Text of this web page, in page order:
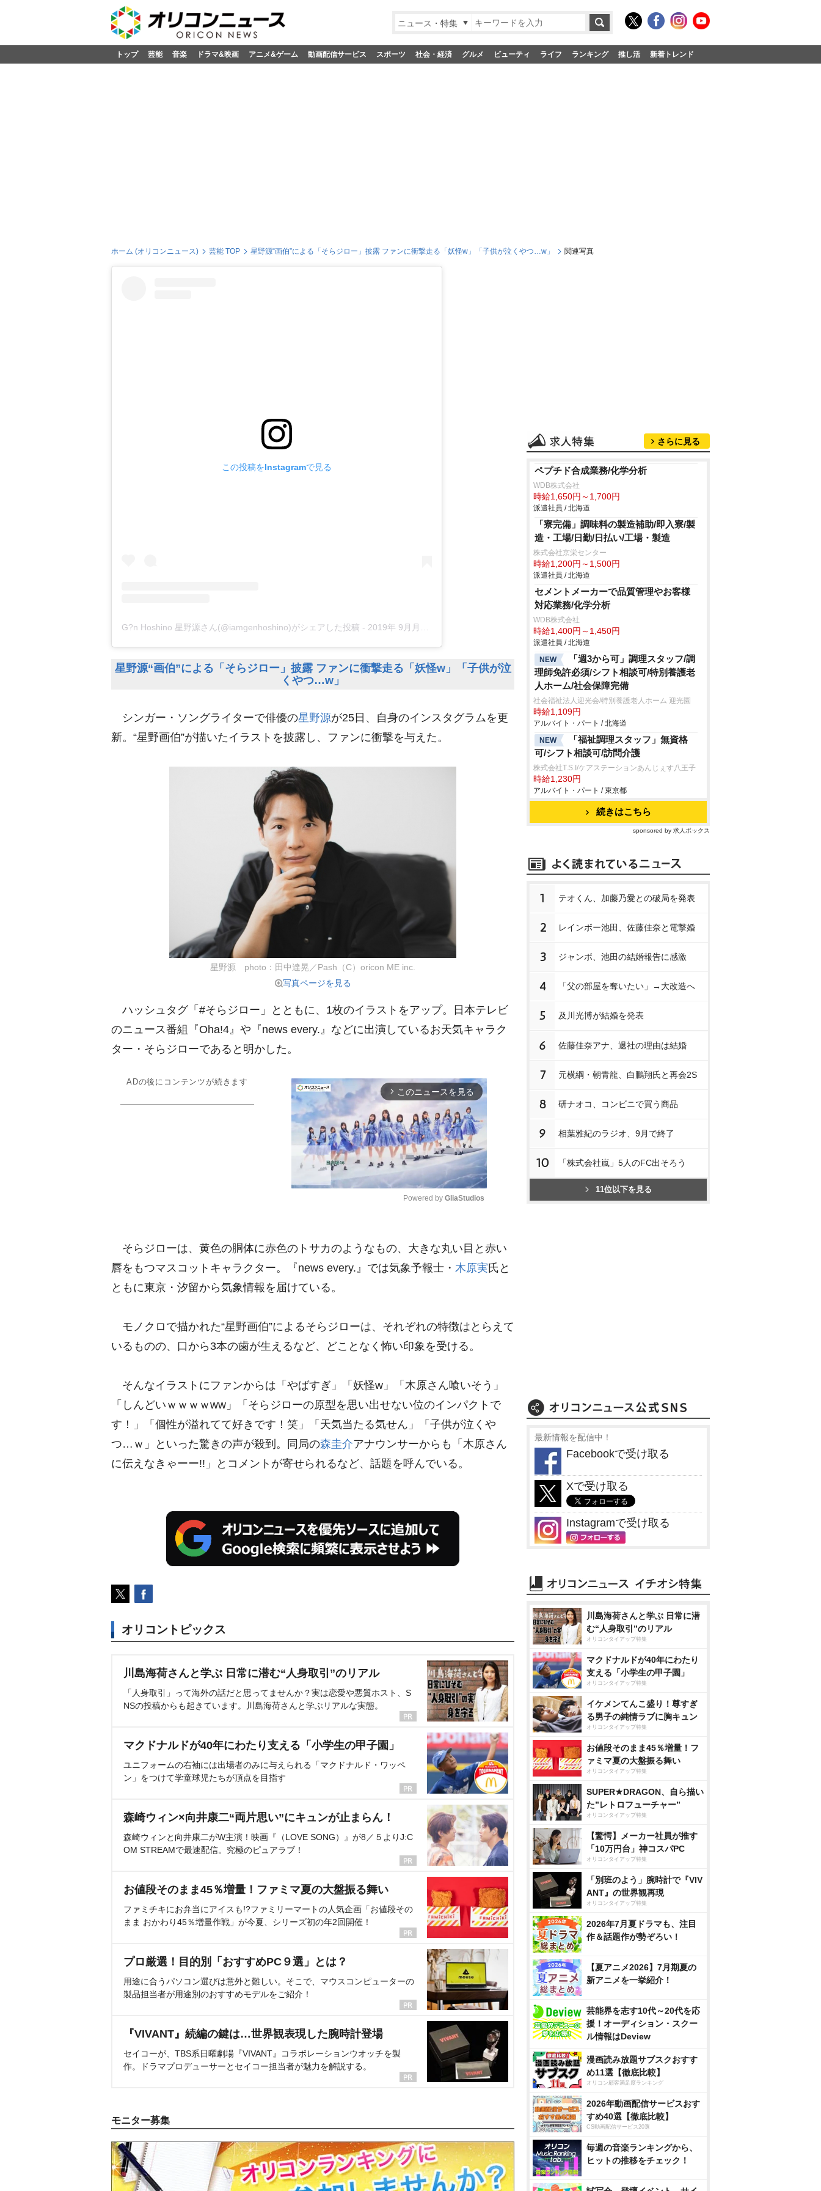
ニュース・特集
トップ 芸能 音楽 ドラマ&映画 アニメ&ゲーム 動画配信サービス スポーツ 社会・経済 グルメ ビューティ ライフ ランキング 推し活 新着トレンド
ホーム (オリコンニュース) 芸能 TOP 星野源“画伯”による「そらジロー」披露 ファンに衝撃走る「妖怪w」「子供が泣くやつ…w」 関連写真
この投稿をInstagramで見る
G?n Hoshino 星野源さん(@iamgenhoshino)がシェアした投稿 - 2019年 9月月25日午前2時43分PDT
星野源“画伯”による「そらジロー」披露 ファンに衝撃走る「妖怪w」「子供が泣
くやつ…w」
シンガー・ソングライターで俳優の星野源が25日、自身のインスタグラムを更
新。“星野画伯”が描いたイラストを披露し、ファンに衝撃を与えた。
星野源 photo：田中達晃／Pash（C）oricon ME inc.
写真ページを見る
ハッシュタグ「#そらジロー」とともに、1枚のイラストをアップ。日本テレビ
のニュース番組『Oha!4』や『news every.』などに出演しているお天気キャラク
ター・そらジローであると明かした。
ADの後にコンテンツが続きます
arrow_forward_ios このニュースを見る
u
t
Powered by GliaStudios
そらジローは、黄色の胴体に赤色のトサカのようなもの、大きな丸い目と赤い
唇をもつマスコットキャラクター。『news every.』では気象予報士・ 木原実氏と
ともに東京・汐留から気象情報を届けている。
モノクロで描かれた“星野画伯”によるそらジローは、それぞれの特徴はとらえて
いるものの、口から3本の歯が生えるなど、どことなく怖い印象を受ける。
そんなイラストにファンからは「やばすぎ」「妖怪w」「木原さん喰いそう」
「しんどいｗｗｗｗww」「そらジローの原型を思い出せない位のインパクトで
す！」「個性が溢れてて好きです！笑」「天気当たる気せん」「子供が泣く
つ…ｗ」といった驚きの声が殺到。同局の森圭介アナウンサーからも「木原さん
に伝えなきゃーー!!」とコメントが寄せられるなど、話題を呼んでいる。
オリコントピックス
川島海荷さんと学ぶ 日常に潜む“人身取引”のリアル
「人身取引」って海外の話だと思ってませんか？実は恋愛や悪質ホスト、S
NSの投稿からも起きています。川島海荷さんと学ぶリアルな実態。
マクドナルドが40年にわたり支える「小学生の甲子園」
ユニフォームの右袖には出場者のみに与えられる「マクドナルド・ワッペ
ン」をつけて学童球児たちが頂点を目指す
森崎ウィン×向井康二“両片思い”にキュンが止まらん！
森崎ウィンと向井康二がW主演！映画『（LOVE SONG）』が8／５よりJ:C
OM STREAMで最速配信。究極のピュアラブ！
お値段そのまま45％増量！ファミマ夏の大盤振る舞い
ファミチキにお弁当にアイスも!?ファミリーマートの人気企画「お値段その
まま おかわり45％増量作戦」が今夏、シリーズ初の年2回開催！
プロ厳選！目的別「おすすめPC９選」とは？
用途に合うパソコン選びは意外と難しい。そこで、マウスコンピューターの
製品担当者が用途別のおすすめモデルをご紹介！
『VIVANT』続編の鍵は…世界観表現した腕時計登場
セイコーが、TBS系日曜劇場『VIVANT』コラボレーションウオッチを製
作。ドラマプロデューサーとセイコー担当者が魅力を解説する。
モニター募集
さらに見る
ペプチド合成業務/化学分析
WDB株式会社
時給1,650円～1,700円
派遣社員 / 北海道
「寮完備」調味料の製造補助/即入寮/製
造・工場/日勤/日払い/工場・製造
株式会社京栄センター
時給1,200円～1,500円
派遣社員 / 北海道
セメントメーカーで品質管理やお客様
対応業務/化学分析
WDB株式会社
時給1,400円～1,450円
派遣社員 / 北海道
NEW
「週3から可」調理スタッフ/調
理師免許必須/シフト相談可/特別養護老
人ホーム/社会保障完備
社会福祉法人迎光会/特別養護老人ホーム 迎光園
時給1,109円
アルバイト・パート / 北海道
NEW
「福祉調理スタッフ」無資格
可/シフト相談可/訪問介護
株式会社T.S.I/ケアステーションあんじぇす八王子
時給1,230円
アルバイト・パート / 東京都
続きはこちら
sponsored by 求人ボックス
1 テオくん、加藤乃愛との破局を発表
2 レインボー池田、佐藤佳奈と電撃婚
3 ジャンボ、池田の結婚報告に感激
4 「父の部屋を奪いたい」→大改造へ
5 及川光博が結婚を発表
6 佐藤佳奈アナ、退社の理由は結婚
7 元横綱・朝青龍、白鵬翔氏と再会2S
8 研ナオコ、コンビニで買う商品
9 相葉雅紀のラジオ、9月で終了
10 「株式会社嵐」5人のFC出そろう
11位以下を見る
最新情報を配信中！
Facebookで受け取る
Xで受け取る
Instagramで受け取る
川島海荷さんと学ぶ 日常に潜
む“人身取引”のリアル
オリコンタイアップ特集
マクドナルドが40年にわたり
支える「小学生の甲子園」
オリコンタイアップ特集
イケメンてんこ盛り！尊すぎ
る男子の純情ラブに胸キュン
オリコンタイアップ特集
お値段そのまま45％増量！フ
ァミマ夏の大盤振る舞い
オリコンタイアップ特集
SUPER★DRAGON、自ら描い
た”レトロフューチャー”
オリコンタイアップ特集
【驚愕】メーカー社員が推す
「10万円台」神コスパPC
オリコンタイアップ特集
「別班のよう」腕時計で『VIV
ANT』の世界観再現
オリコンタイアップ特集
2026年7月夏ドラマも、注目
作＆話題作が勢ぞろい！
【夏アニメ2026】7月期夏の
新アニメを一挙紹介！
芸能界を志す10代～20代を応
援！オーディション・スクー
ル情報はDeview
漫画読み放題サブスクおすす
め11選【徹底比較】
オリコン顧客満足度ランキング
2026年動画配信サービスおす
すめ40選【徹底比較】
CS動画配信サービス20選
毎週の音楽ランキングから、
ヒットの推移をチェック！